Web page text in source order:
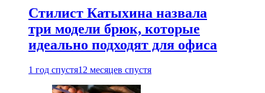
Стилист Катыхина назвала
три модели брюк, которые
идеально подходят для офиса
1 год спустя12 месяцев спустя